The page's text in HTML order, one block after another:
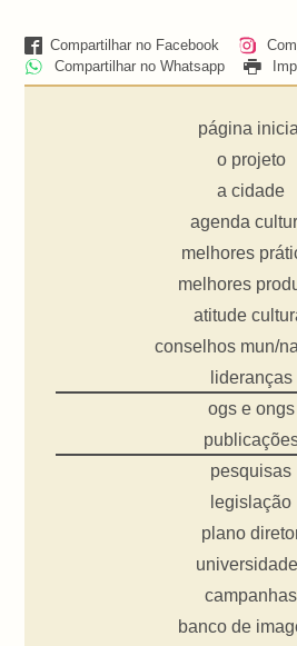
Compartilhar no Facebook
Compartilhar no Whatsapp
página inicial
o projeto
a cidade
agenda
melhores
melhores
atitude
conselhos mun/
lideranças
ogs e ongs
pesquisas
legislação
plano
campanhas
banco de